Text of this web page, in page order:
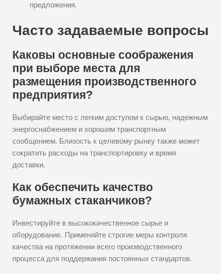
предложения.
Часто задаваемые вопросы
Каковы основные соображения
при выборе места для
размещения производственного
предприятия?
Выбирайте место с легким доступом к сырью, надежным
энергоснабжением и хорошим транспортным
сообщением. Близость к целевому рынку также может
сократить расходы на транспортировку и время
доставки.
Как обеспечить качество
бумажных стаканчиков?
Инвестируйте в высококачественное сырье и
оборудование. Применяйте строгие меры контроля
качества на протяжении всего производственного
процесса для поддержания постоянных стандартов.